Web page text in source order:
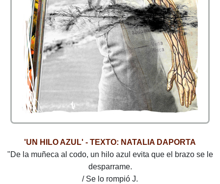
'UN HILO AZUL' - TEXTO: NATALIA DAPORTA
"De la muñeca al codo, un hilo azul evita que el brazo se le
desparrame.
/ Se lo rompió J.